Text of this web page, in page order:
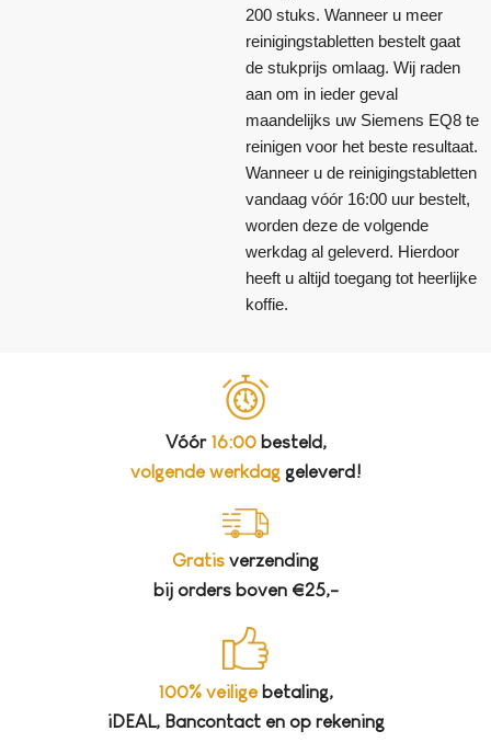
200 stuks. Wanneer u meer
reinigingstabletten bestelt gaat
de stukprijs omlaag. Wij raden
aan om in ieder geval
maandelijks uw Siemens EQ8 te
reinigen voor het beste resultaat.
Wanneer u de reinigingstabletten
vandaag vóór 16:00 uur bestelt,
worden deze de volgende
werkdag al geleverd. Hierdoor
heeft u altijd toegang tot heerlijke
koffie.
Vóór 16:00besteld,
volgende werkdaggeleverd!
Gratis verzending
bij orders boven €25,-
100% veiligebetaling,
iDEAL, Bancontact en op rekening